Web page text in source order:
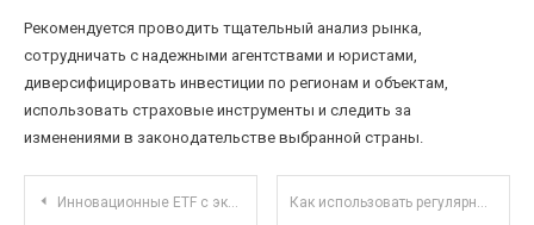
Рекомендуется проводить тщательный анализ рынка,
сотрудничать с надежными агентствами и юристами,
диверсифицировать инвестиции по регионам и объектам,
использовать страховые инструменты и следить за
изменениями в законодательстве выбранной страны.
Навигация по записям
Инновационные ETF с экологическим фокусом: как устойчивость влияет на инвестиционные решения Как использовать регулярные автоматические переводы в банке для формирования финансовой дисциплины